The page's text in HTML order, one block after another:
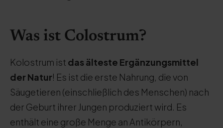
Was ist Colostrum?
Kolostrum ist das älteste Ergänzungsmittel
der Natur! Es ist die erste Nahrung, die von
Säugetieren (einschließlich des Menschen) nach
der Geburt ihrer Jungen produziert wird. Es
enthält eine große Menge an Antikörpern,